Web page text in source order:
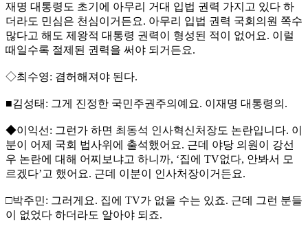
재명 대통령도 초기에 아무리 거대 입법 권력 가지고 있다 하
더라도 민심은 천심이거든요. 아무리 입법 권력 국회의원 쪽수
많다고 해도 제왕적 대통령 권력이 형성된 적이 없어요. 이럴
때일수록 절제된 권력을 써야 되거든요.
◇최수영: 겸허해져야 된다.
■김성태: 그게 진정한 국민주권주의예요. 이재명 대통령의.
◆이익선: 그런가 하면 최동석 인사혁신처장도 논란입니다. 이
분이 어제 국회 법사위에 출석했어요. 근데 야당 의원이 강선
우 논란에 대해 어찌보냐고 하니까, ‘집에 TV없다, 안봐서 모
르겠다’고 했어요. 근데 이분이 인사처장이거든요.
□박주민: 그러게요. 집에 TV가 없을 수는 있죠. 근데 그런 분들
이 없었다 하더라도 알아야 되죠.